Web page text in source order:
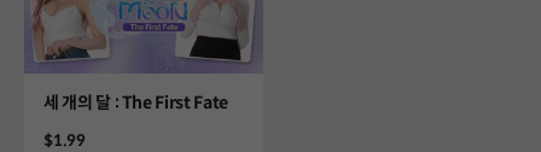
Product 세 개의 달 : The First Fate
Price
$1.99